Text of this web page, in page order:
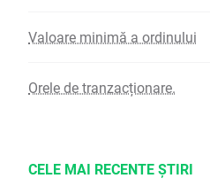
Valoare minimă a ordinului
Orele de tranzacționare.
CELE MAI RECENTE ȘTIRI